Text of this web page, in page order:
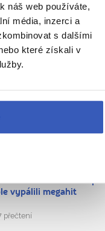
náš web používáte,
média, inzerci a
s dalšími
které získali v
město na břehu
Barcelona a Deep
vypálili megahit
přečtení